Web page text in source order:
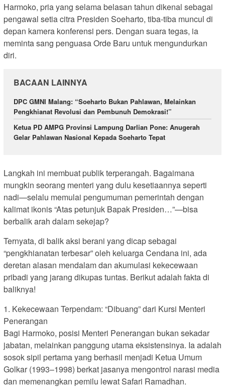
Harmoko, pria yang selama belasan tahun dikenal sebagai
pengawal setia citra Presiden Soeharto, tiba-tiba muncul di
depan kamera konferensi pers. Dengan suara tegas, ia
meminta sang penguasa Orde Baru untuk mengundurkan
diri.
BACAAN LAINNYA
DPC GMNI Malang: “Soeharto Bukan Pahlawan, Melainkan
Pengkhianat Revolusi dan Pembunuh Demokrasi!”
Ketua PD AMPG Provinsi Lampung Darlian Pone: Anugerah
Gelar Pahlawan Nasional Kepada Soeharto Tepat
Langkah ini membuat publik terperangah. Bagaimana
mungkin seorang menteri yang dulu kesetiaannya seperti
nadi—selalu memulai pengumuman pemerintah dengan
kalimat ikonis “Atas petunjuk Bapak Presiden…”—bisa
berbalik arah dalam sekejap?
Ternyata, di balik aksi berani yang dicap sebagai
“pengkhianatan terbesar” oleh keluarga Cendana ini, ada
deretan alasan mendalam dan akumulasi kekecewaan
pribadi yang jarang dikupas tuntas. Berikut adalah fakta di
baliknya!
1. Kekecewaan Terpendam: “Dibuang” dari Kursi Menteri
Penerangan
Bagi Harmoko, posisi Menteri Penerangan bukan sekadar
jabatan, melainkan panggung utama eksistensinya. Ia adalah
sosok sipil pertama yang berhasil menjadi Ketua Umum
Golkar (1993–1998) berkat jasanya mengontrol narasi media
dan memenangkan pemilu lewat Safari Ramadhan.